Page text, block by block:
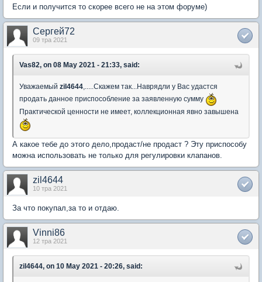
Если и получится то скорее всего не на этом форуме)
Сергей72
09 тра 2021
Vas82, on 08 May 2021 - 21:33, said:
Уважаемый zil4644,.....Скажем так...Наврядли у Вас удастся
продать данное приспособление за заявленную сумму
Практической ценности не имеет, коллекционная явно завышена
А какое тебе до этого дело,продаст/не продаст ? Эту приспособу
можна использовать не только для регулировки клапанов.
zil4644
10 тра 2021
За что покупал,за то и отдаю.
Vinni86
12 тра 2021
zil4644, on 10 May 2021 - 20:26, said: